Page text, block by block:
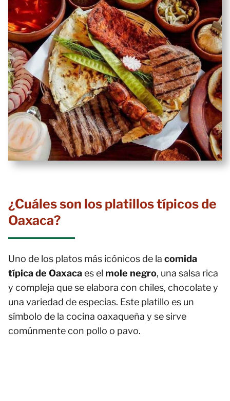
¿Cuáles son los platillos típicos de
Oaxaca?
Uno de los platos más icónicos de la comida
típica de Oaxacaes el mole negro, una salsa rica
y compleja que se elabora con chiles, chocolate y
una variedad de especias. Este platillo es un
símbolo de la cocina oaxaqueña y se sirve
comúnmente con pollo o pavo.